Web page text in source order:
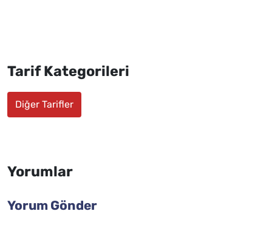
Tarif Kategorileri
Diğer Tarifler
Yorumlar
Yorum Gönder